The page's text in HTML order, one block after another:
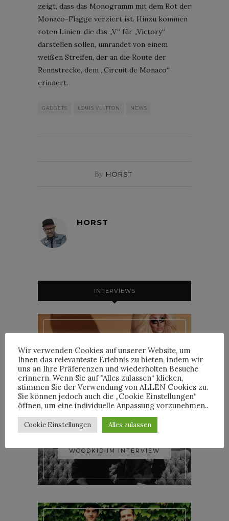
zeigt, dass das Monogramm mit dem Rot der
Monaco-Flagge verziert ist. Hinzu kommen
roten Linien, die das „V“ für „Victory“
darstellen sollen, umrandet von einem
weißen Streifen, der an die Route der
Rennstrecke, dem „Circuit de Monaco“
erinnert.
GADGETS LOUIS VUITTON NEWS
By HORST
HORST
INTERVIEWS
TRIXIE MATTEL IM
INTERVIEW
WOODKID IM INTERVIEW
Wir verwenden Cookies auf unserer Website, um
Ihnen das relevanteste Erlebnis zu bieten, indem wir
uns an Ihre Präferenzen und wiederholten Besuche
erinnern. Wenn Sie auf "Alles zulassen“ klicken,
stimmen Sie der Verwendung von ALLEN Cookies zu.
Sie können jedoch auch die „Cookie Einstellungen“
öffnen, um eine individuelle Anpassung vorzunehmen..
Cookie Einstellungen Alles zulassen